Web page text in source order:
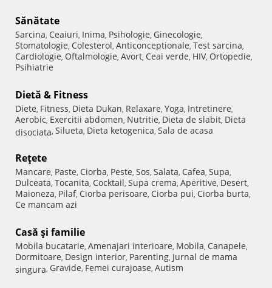
Sănătate
Sarcina, Ceaiuri, Inima, Psihologie, Ginecologie,
Stomatologie, Colesterol, Anticonceptionale, Test sarcina,
Cardiologie, Oftalmologie, Avort, Ceai verde, HIV, Ortopedie,
Psihiatrie
Dietă & Fitness
Diete, Fitness, Dieta Dukan, Relaxare, Yoga, Intretinere,
Aerobic, Exercitii abdomen, Nutritie, Dieta de slabit, Dieta
disociata, Silueta, Dieta ketogenica, Sala de acasa
Reţete
Mancare, Paste, Ciorba, Peste, Sos, Salata, Cafea, Supa,
Dulceata, Tocanita, Cocktail, Supa crema, Aperitive, Desert,
Maioneza, Pilaf, Ciorba perisoare, Ciorba pui, Ciorba burta,
Ce mancam azi
Casă şi familie
Mobila bucatarie, Amenajari interioare, Mobila, Canapele,
Dormitoare, Design interior, Parenting, Jurnal de mama
singura, Gravide, Femei curajoase, Autism